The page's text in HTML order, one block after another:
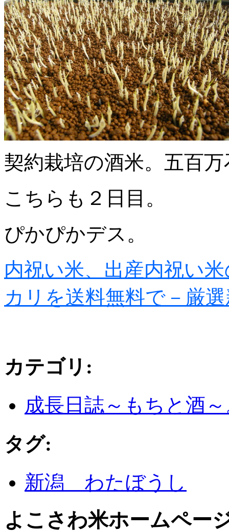
契約栽培の酒米。五百
こちらも２日目。
ぴかぴかデス。
内祝い米、出産内祝い
カリを送料無料で－厳
カテゴリ :
成長日誌～もちと酒
タグ:
新潟 わたぼうし
よこさわ米ホームペー